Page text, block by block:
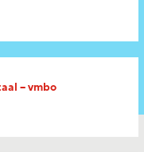
– vmbo